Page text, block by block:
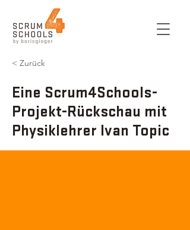
< Zurück
Eine Scrum4Schools-
Projekt-Rückschau mit
Physiklehrer Ivan Topic